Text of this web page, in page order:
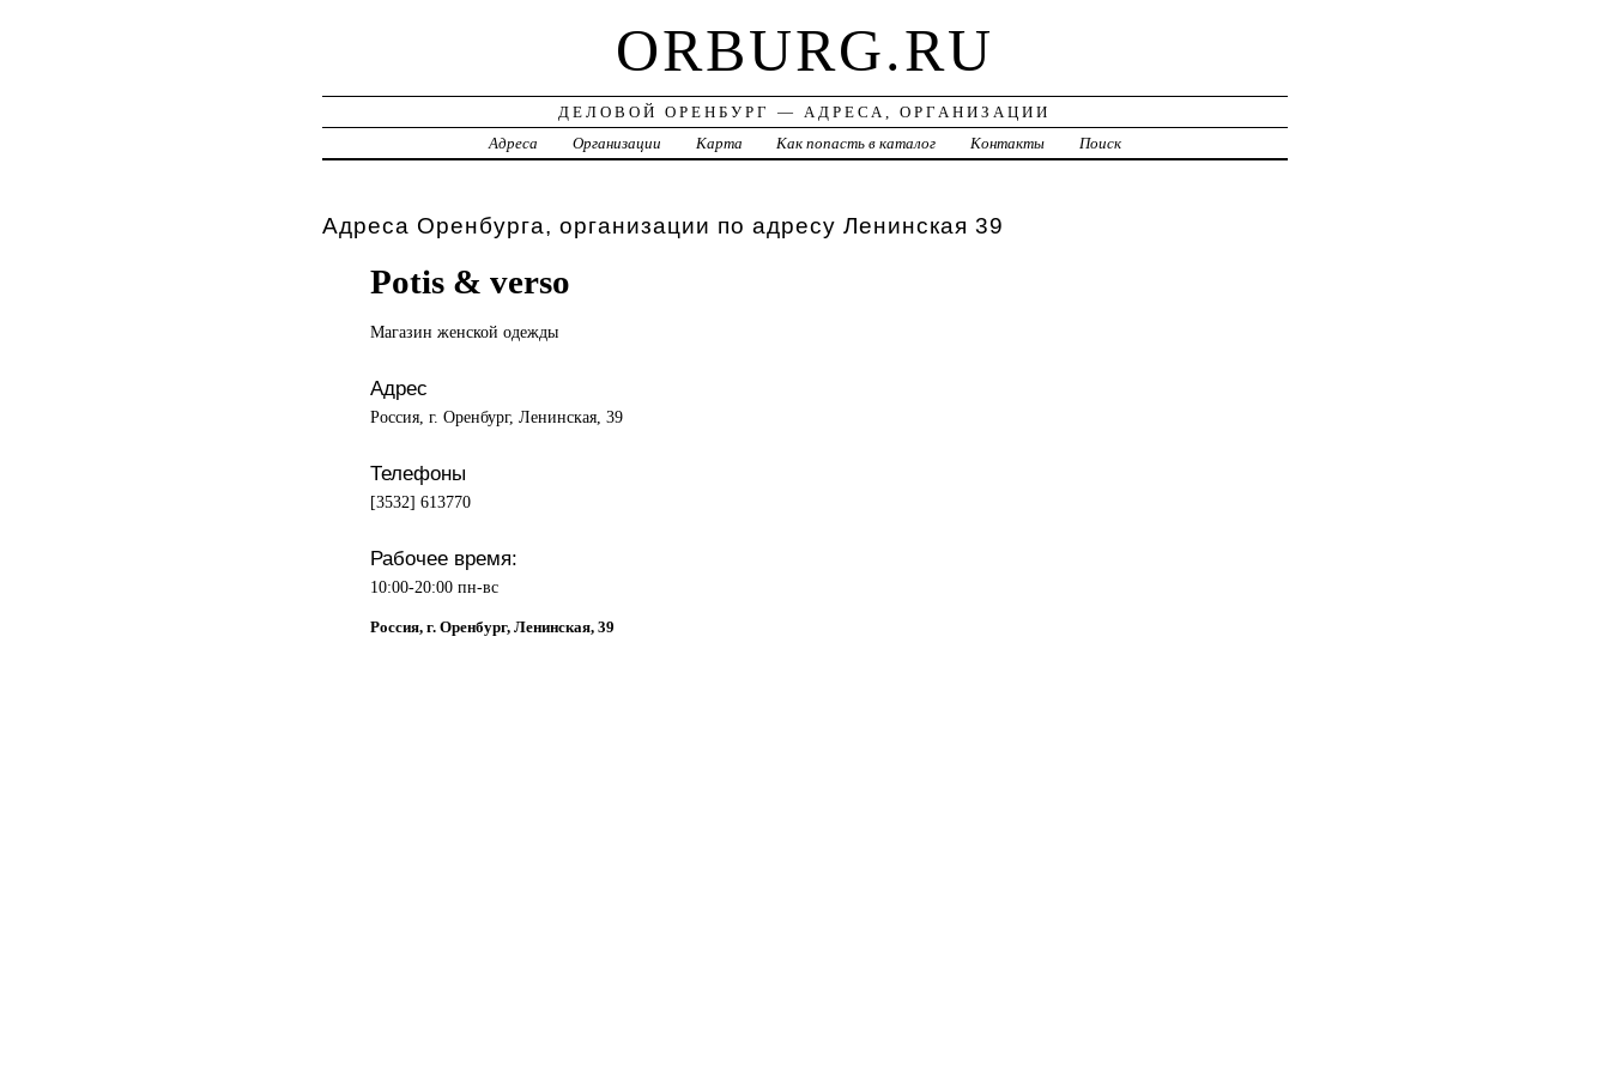
ORBURG.RU
ДЕЛОВОЙ ОРЕНБУРГ — АДРЕСА, ОРГАНИЗАЦИИ
Адреса
Организации Карта Как попасть в каталог Контакты Поиск
Адреса Оренбурга, организации по адресу Ленинская 39
Potis & verso
Магазин женской одежды
Адрес
Россия, г. Оренбург, Ленинская, 39
Телефоны
[3532] 613770
Рабочее время:
10:00-20:00 пн-вс
Россия, г. Оренбург, Ленинская, 39